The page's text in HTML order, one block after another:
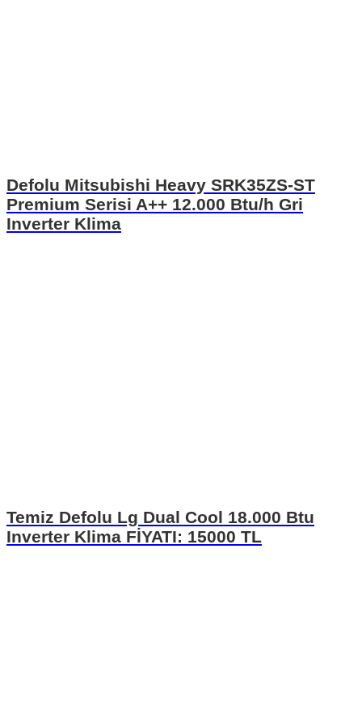
Defolu Mitsubishi Heavy SRK35ZS-ST
Premium Serisi A++ 12.000 Btu/h Gri
Inverter Klima
Temiz Defolu Lg Dual Cool 18.000 Btu
Inverter Klima FİYATI: 15000 TL